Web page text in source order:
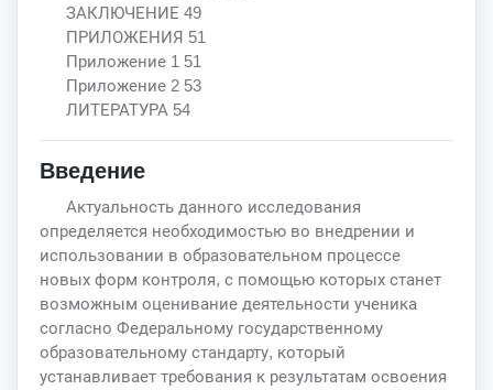
ЗАКЛЮЧЕНИЕ 49
ПРИЛОЖЕНИЯ 51
Приложение 1 51
Приложение 2 53
ЛИТЕРАТУРА 54
Введение
Актуальность данного исследования
определяется необходимостью во внедрении и
использовании в образовательном процессе
новых форм контроля, с помощью которых станет
возможным оценивание деятельности ученика
согласно Федеральному государственному
образовательному стандарту, который
устанавливает требования к результатам освоения